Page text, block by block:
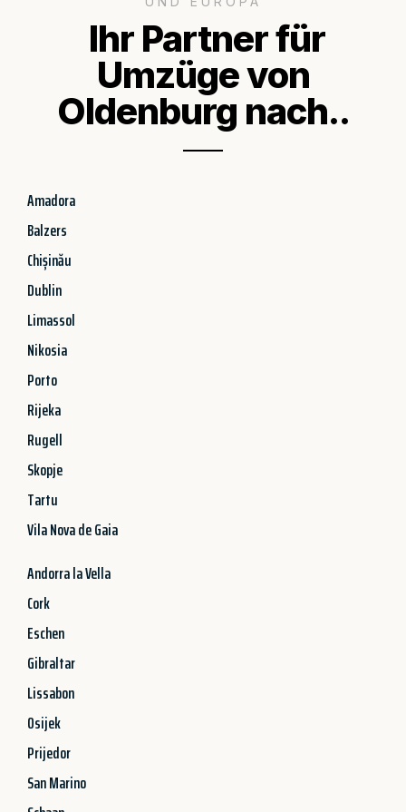
Ihr Partner für
Umzüge von
Oldenburg nach..
Amadora
Balzers
Chișinău
Dublin
Limassol
Nikosia
Porto
Rijeka
Rugell
Skopje
Tartu
Vila Nova de Gaia
Andorra la Vella
Cork
Eschen
Gibraltar
Lissabon
Osijek
Prijedor
San Marino